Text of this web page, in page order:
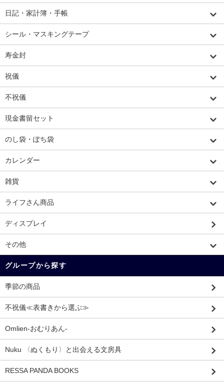
日記・家計簿・手帳
シール・マスキングテープ
寿金封
祝儀
不祝儀
現金書留セット
のし袋・ぽち袋
カレンダー
雑貨
ライフさん商品
ディスプレイ
その他
グループから探す
季節の商品
不祝儀≪表書きから選ぶ≫
Omlien-おむりあん-
Nuku 〈ぬくもり〉と出会える文房具
RESSA PANDA BOOKS